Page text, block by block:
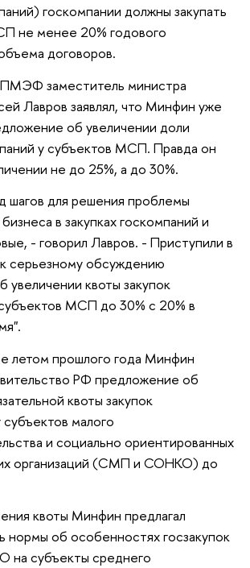
госкомпании должны закупать
не менее 20% годового
договоров.
ПМЭФ заместитель министра
Лавров заявлял, что Минфин уже
об увеличении доли
у субъектов МСП. Правда он
не до 25%, а до 30%.
шагов для решения проблемы
в закупках госкомпаний и
- говорил Лавров. - Приступили в
серьезному обсуждению
увеличении квоты закупок
МСП до 30% с 20% в
летом прошлого года Минфин
РФ предложение об
квоты закупок
субъектов малого
и социально ориентированных
организаций (СМП и СОНКО) до
квоты Минфин предлагал
нормы об особенностях госзакупок
субъекты среднего